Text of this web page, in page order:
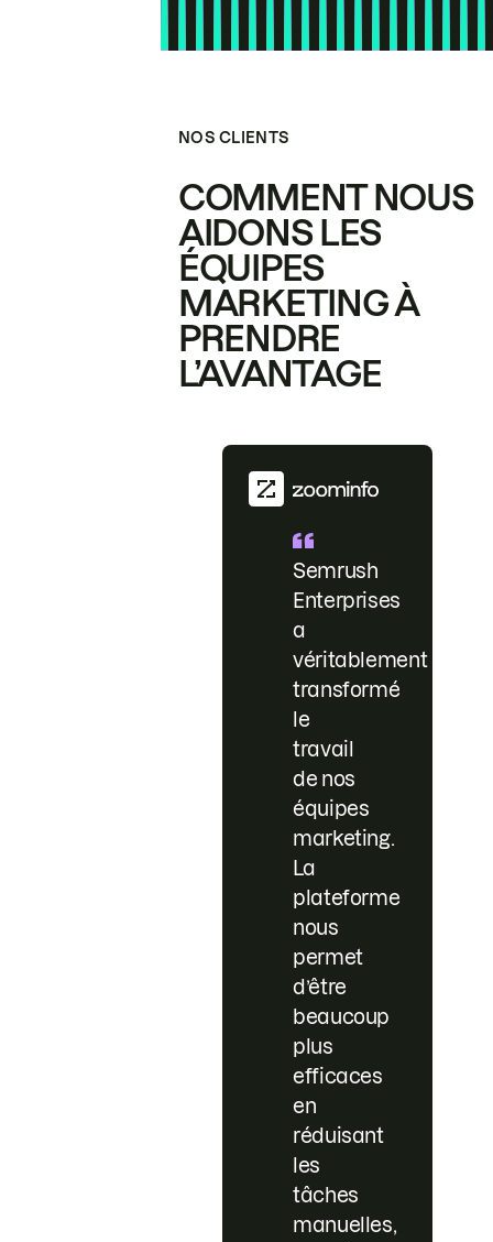
NOS CLIENTS
COMMENT NOUS
AIDONS LES
ÉQUIPES
MARKETING À
PRENDRE
L’AVANTAGE
Semrush
Enterprises
a
véritablement
transformé
le
travail
de nos
équipes
marketing.
La
plateforme
nous
permet
d’être
beaucoup
plus
efficaces
en
réduisant
les
tâches
manuelles,